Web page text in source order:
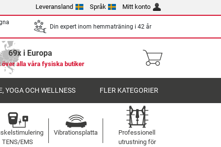
Leveransland Språk Mitt konto
Din expert inom hemmaträning i 42 år
69x i Europa
över alla våra fysiska butiker
YOGA OCH WELLNESS FLER KATEGORIER
TENS/EMS
Vibrationsplatta
Professionell
utrustning för